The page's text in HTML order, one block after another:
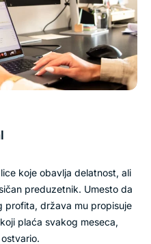
koje obavlja delatnost, ali
preduzetnik. Umesto da
profita, država mu propisuje
plaća svakog meseca,